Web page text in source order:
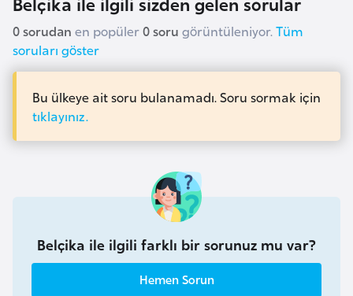
0 sorudan en popüler0 soru görüntüleniyor.Tüm
soruları göster
Bu ülkeye ait soru bulanamadı. Soru sormak için
tıklayınız.
Belçika ile ilgili farklı bir sorunuz mu var?
Hemen Sorun
y
a
d
h